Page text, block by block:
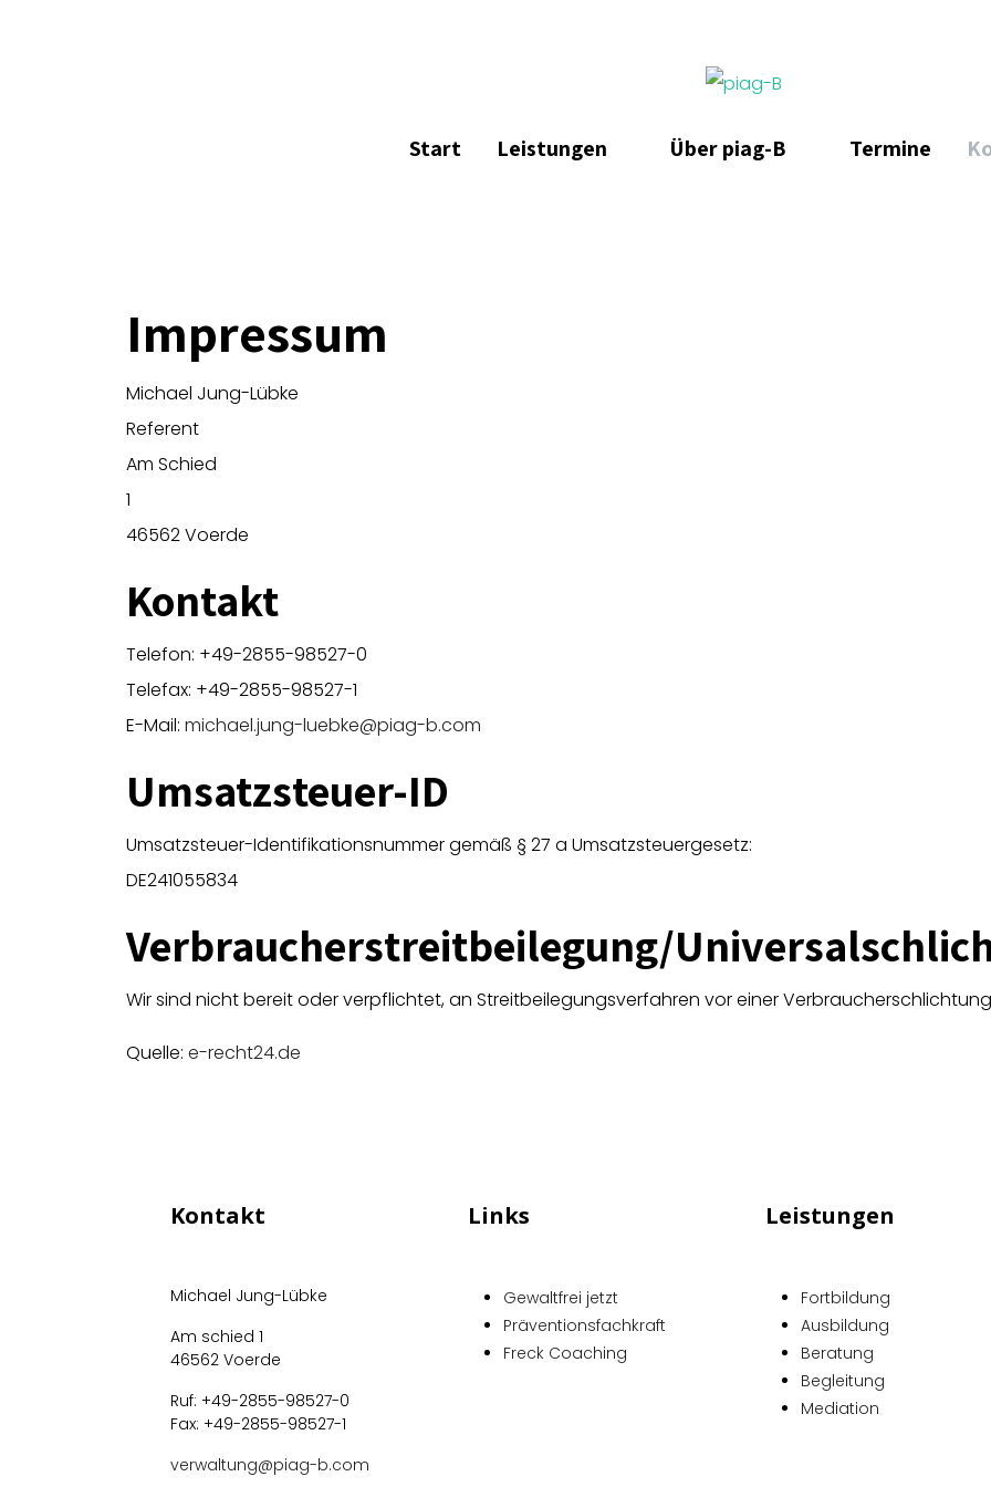
Start Leistungen Über piag-B Termine
Impressum
Michael Jung-Lübke
Referent
Am Schied
1
46562 Voerde
Kontakt
Telefon: +49-2855-98527-0
Telefax: +49-2855-98527-1
E-Mail: michael.jung-luebke@piag-b.com
Umsatzsteuer-ID
Umsatzsteuer-Identifikationsnummer gemäß § 27 a Umsatzsteuergesetz:
DE241055834
Verbraucher­streit­beilegung/
Wir sind nicht bereit oder verpflichtet, an Streitbeilegungsverfahren vor einer
Quelle: e-recht24.de
Kontakt
Michael Jung-Lübke
Am schied 1
46562 Voerde
Ruf: +49-2855-98527-0
Fax: +49-2855-98527-1
verwaltung@piag-b.com
Links
Gewaltfrei jetzt
Präventionsfachkraft
Freck Coaching
Leistungen
Fortbildung
Ausbildung
Beratung
Begleitung
Mediation